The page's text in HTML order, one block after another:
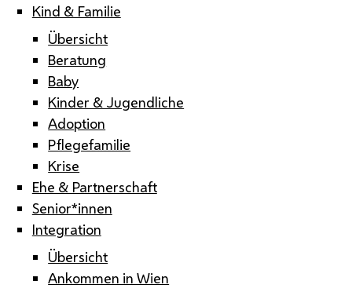
Kind & Familie
Übersicht
Beratung
Baby
Kinder & Jugendliche
Adoption
Pflegefamilie
Krise
Ehe & Partnerschaft
Senior*innen
Integration
Übersicht
Ankommen in Wien